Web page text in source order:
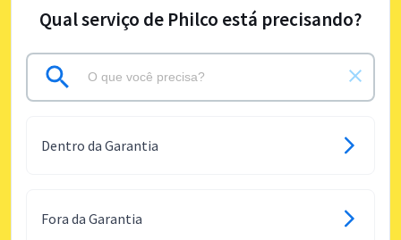
Qual serviço de Philco está precisando?
Dentro da Garantia
Fora da Garantia